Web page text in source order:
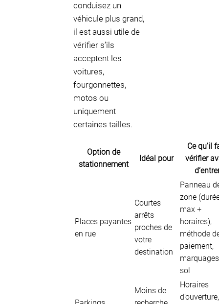
conduisez un
véhicule plus grand,
il est aussi utile de
vérifier s’ils
acceptent les
voitures,
fourgonnettes,
motos ou
uniquement
certaines tailles.
Option de
stationnement
Idéal pour
Ce qu’il
vérifier
Places payantes
en rue
Courtes
arrêts
proches de
votre
destination
Panneau
zone
max +
horaires),
méthode
paiement,
sol
Moins de
Horaires
d’ouverture,